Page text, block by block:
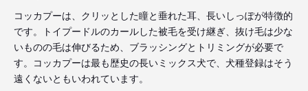
コッカプーは、クリッとした瞳と垂れた耳、長いしっぽが特徴的
です。トイプードルのカールした被毛を受け継ぎ、抜け毛は少な
いものの毛は伸びるため、ブラッシングとトリミングが必要で
す。コッカプーは最も歴史の長いミックス犬で、犬種登録はそう
遠くないともいわれています。